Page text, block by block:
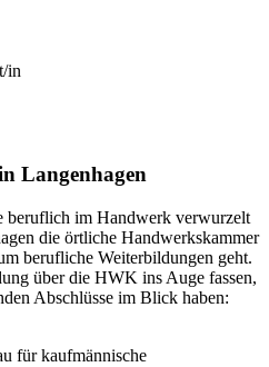
in
Langenhagen
beruflich im Handwerk verwurzelt
die örtliche Handwerkskammer
berufliche Weiterbildungen geht.
über die HWK ins Auge fassen,
Abschlüsse im Blick haben:
für kaufmännische